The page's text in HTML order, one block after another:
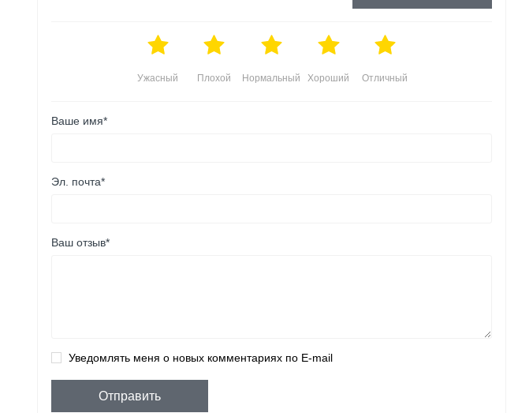
Отличный
Хороший
Нормальный
Плохой
Ужасный
Ваше имя*
Эл. почта*
Ваш отзыв*
Уведомлять меня о новых комментариях по E-mail
Отправить